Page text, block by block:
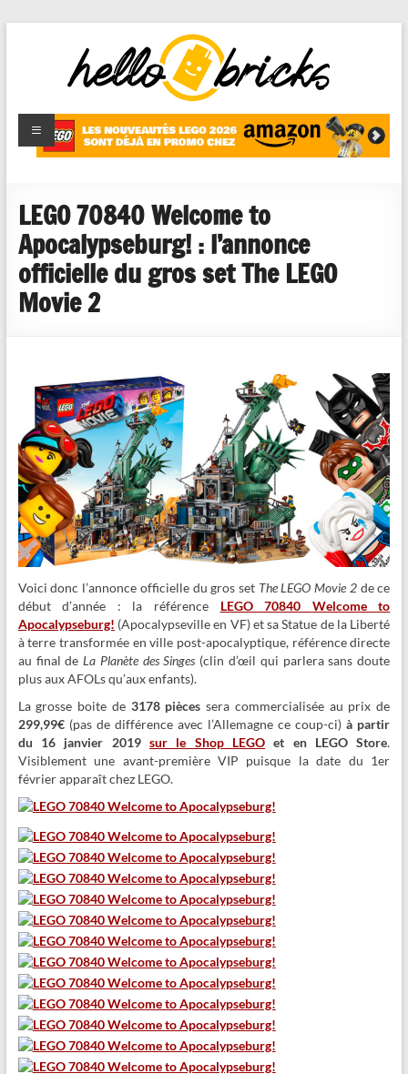
HelloBricks
Blog LEGO,
nouveaut�s
reviews
LEGO 70840 Welcome to
Apocalypseburg! : l’annonce
officielle du gros set The LEGO
Movie 2
Voici donc l’annonce officielle du gros set The LEGO Movie 2de ce
début d’année : la référence LEGO 70840 Welcome to
Apocalypseburg! (Apocalypseville en VF) et sa Statue de la Liberté
à terre transformée en ville post-apocalyptique, référence directe
au final deLa Planète des Singes (clin d’œil qui parlera sans doute
plus aux AFOLs qu’aux enfants).
La grosse boite de 3178 pièces sera commercialisée au prix de
299,99€(pas de différence avec l’Allemagne ce coup-ci)à partir
du 16 janvier 2019sur le Shop LEGOet en LEGO Store.
Visiblement une avant-première VIP puisque la date du 1er
février apparaît chez LEGO.